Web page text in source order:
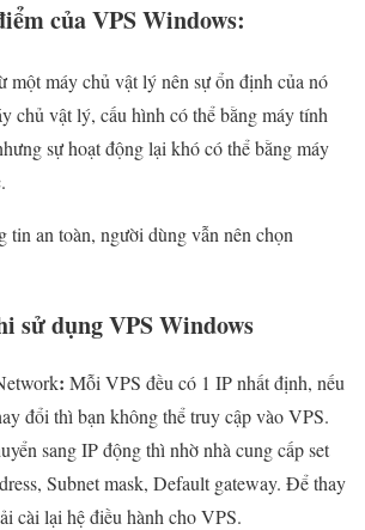
củaVPS Windows:
một máy chủ vật lý nên sự ổn định của nó
chủ vật lý, cấu hình có thể bằng máy tính
sự hoạt động lại khó có thể bằng máy
tin an toàn, người dùng vẫn nên chọn
sử dụng VPS Windows
: Mỗi VPS đều có 1 IP nhất định, nếu
đổi thì bạn không thể truy cập vào VPS.
sang IP động thì nhờ nhà cung cấp set
Subnet mask, Default gateway. Để thay
cài lại hệ điều hành cho VPS.